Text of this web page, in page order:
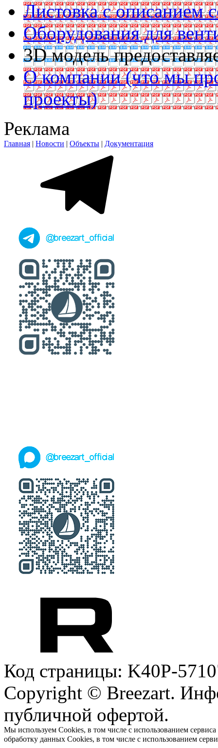
Листовка с описанием
Оборудования для
3D модель
О компании (что мы
проекты)
Реклама
Главная | Новости | Объекты | Документация
Код страницы: K40P-
Copyright © Breezart.
публичной офертой.
Мы используем Cookies, в том числе с использованием
обработку данных Cookies, в том числе с использованием